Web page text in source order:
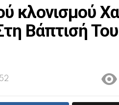
κλονισμού
Βάπτισή